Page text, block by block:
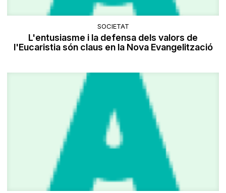
SOCIETAT
L'entusiasme i la defensa dels valors de
l'Eucaristia són claus en la Nova Evangelització